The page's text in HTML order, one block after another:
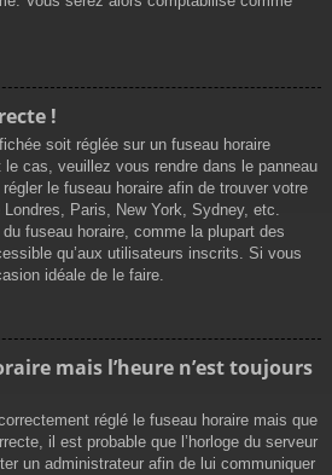
!
soit réglée sur un fuseau horaire
cas, veuillez vous rendre dans le panneau
le fuseau horaire afin de trouver votre
Paris, New York, Sydney, etc.
fuseau horaire, comme la plupart des
qu’aux utilisateurs inscrits. Si vous
idéale de le faire.
mais l’heure n’est toujours
réglé le fuseau horaire mais que
il est probable que l’horloge du serveur
un administrateur afin de lui communiquer